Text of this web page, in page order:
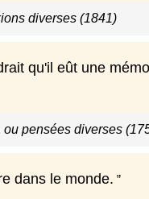
diverses (1841)
qu'il eût une
ou pensées diverses
dans le monde.